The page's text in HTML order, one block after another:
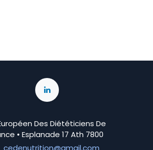
Des Diététiciens De
• Esplanade 17 Ath 7800
cedenutrition@gmail.com